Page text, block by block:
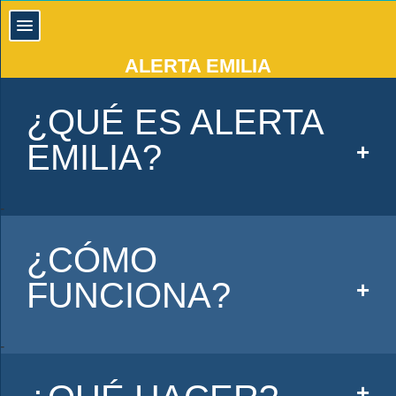
ALERTA EMILIA
¿QUÉ ES ALERTA
EMILIA?
¿CÓMO
FUNCIONA?